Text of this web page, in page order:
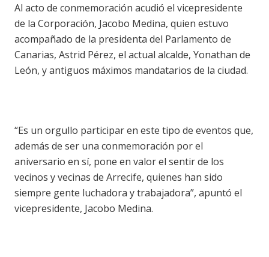
Al acto de conmemoración acudió el vicepresidente
de la Corporación, Jacobo Medina, quien estuvo
acompañado de la presidenta del Parlamento de
Canarias, Astrid Pérez, el actual alcalde, Yonathan de
León, y antiguos máximos mandatarios de la ciudad.
“Es un orgullo participar en este tipo de eventos que,
además de ser una conmemoración por el
aniversario en sí, pone en valor el sentir de los
vecinos y vecinas de Arrecife, quienes han sido
siempre gente luchadora y trabajadora”, apuntó el
vicepresidente, Jacobo Medina.